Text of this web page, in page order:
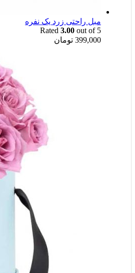
مبل راحتی زرد یک نفره
Rated 3.00 out of 5
399,000 تومان